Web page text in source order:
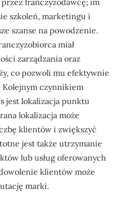
szkoleń, marketingu i
szanse na powodzenie.
miał
zarządzania oraz
co pozwoli mu efektywnie
Kolejnym czynnikiem
jest lokalizacja punktu
lokalizacja może
klientów i zwiększyć
jest także utrzymanie
lub usług oferowanych
klientów może
marki.